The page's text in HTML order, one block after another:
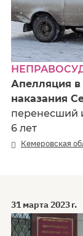
Апелляция в
наказания
перенесший
6 лет
Кемеровская
31 марта 2023 г.